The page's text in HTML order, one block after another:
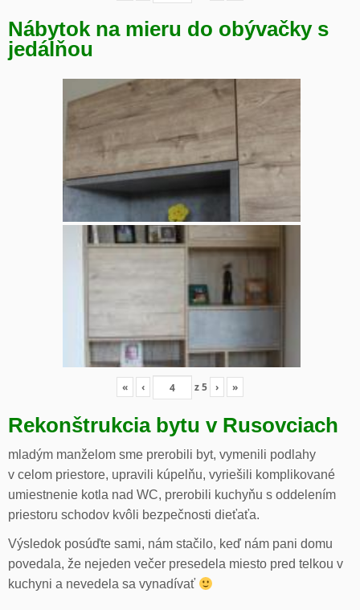
Nábytok na mieru do obývačky s
jedálňou
« ‹ z5 › »
Rekonštrukcia bytu v Rusovciach
mladým manželom sme prerobili byt, vymenili podlahy
v celom priestore, upravili kúpelňu, vyriešili komplikované
umiestnenie kotla nad WC, prerobili kuchyňu s oddelením
priestoru schodov kvôli bezpečnosti dieťaťa.
Výsledok posúďte sami, nám stačilo, keď nám pani domu
povedala, že nejeden večer presedela miesto pred telkou v
kuchyni a nevedela sa vynadívať